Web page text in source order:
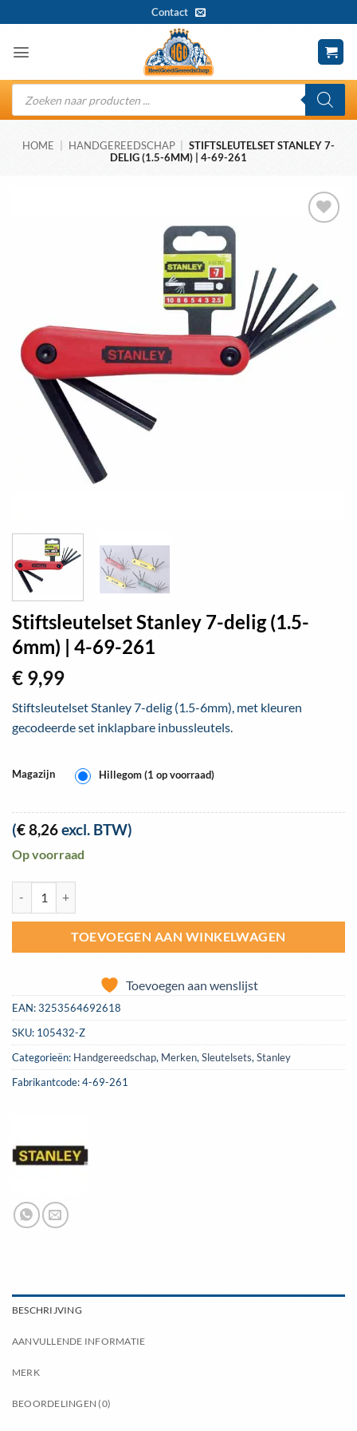
naar
inhoud
Contact
Producten
zoeken
HOME HANDGEREEDSCHAP
STIFTSLEUTELSET STANLEY 7-
DELIG (1.5-6MM) | 4-69-261
Stiftsleutelset Stanley 7-delig (1.5-
6mm) | 4-69-261
€ 9,99
Stiftsleutelset Stanley 7-delig (1.5-6mm), met kleuren
gecodeerde set inklapbare inbussleutels.
Magazijn Hillegom (1 op voorraad)
(€8,26excl. BTW)
Op voorraad
TOEVOEGEN AAN WINKELWAGEN
Toevoegen aan wenslijst
EAN:3253564692618
SKU: 105432-Z
Categorieën: Handgereedschap, Merken,Sleutelsets,Stanley
Fabrikantcode: 4-69-261
BESCHRIJVING
AANVULLENDE INFORMATIE
MERK
BEOORDELINGEN (0)